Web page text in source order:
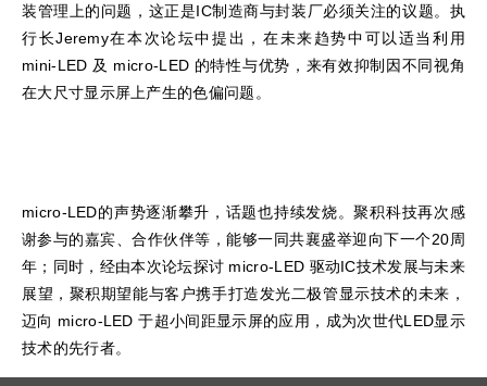
装管理上的问题，这正是IC制造商与封装厂必须关注的议题。执
行长Jeremy在本次论坛中提出，在未来趋势中可以适当利用
mini-LED 及 micro-LED 的特性与优势，来有效抑制因不同视角
在大尺寸显示屏上产生的色偏问题。
micro-LED的声势逐渐攀升，话题也持续发烧。聚积科技再次感
谢参与的嘉宾、合作伙伴等，能够一同共襄盛举迎向下一个20周
年；同时，经由本次论坛探讨 micro-LED 驱动IC技术发展与未来
展望，聚积期望能与客户携手打造发光二极管显示技术的未来，
迈向 micro-LED 于超小间距显示屏的应用，成为次世代LED显示
技术的先行者。